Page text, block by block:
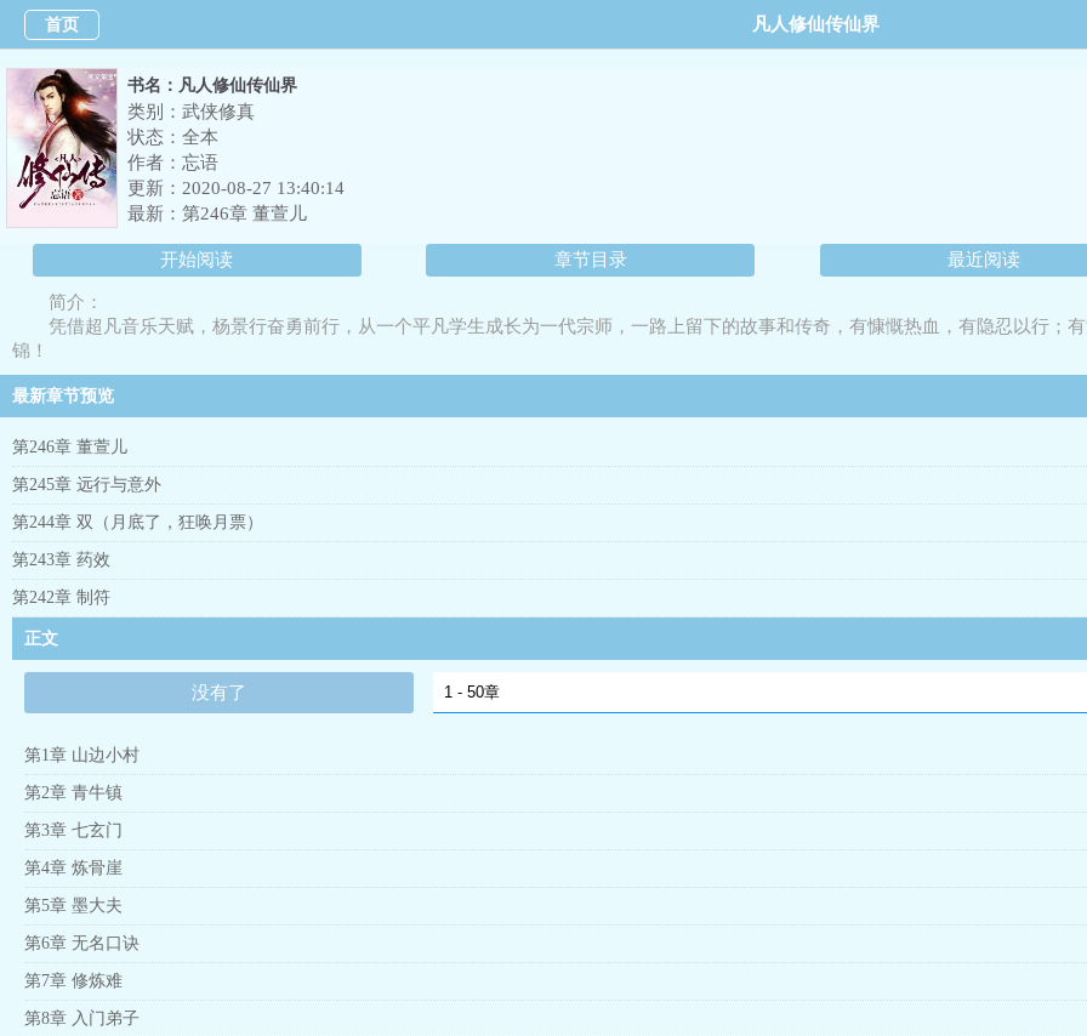
首页 凡人修仙传仙界
书名：凡人修仙传仙界
类别：武侠修真
状态：全本
作者： 忘语
更新：2020-08-27 13:40:14
最新： 第246章 董萱儿
开始阅读 章节目录 最近阅读
简介：
凭借超凡音乐天赋，杨景行奋勇前行，从一个平凡学生成长为一代宗师，一路上留下的故事和传奇，有慷慨热血，有隐忍以行；
锦！
最新章节预览
第246章 董萱儿
第245章 远行与意外
第244章 双（月底了，狂唤月票）
第243章 药效
第242章 制符
正文
没有了
第1章 山边小村
第2章 青牛镇
第3章 七玄门
第4章 炼骨崖
第5章 墨大夫
第6章 无名口诀
第7章 修炼难
第8章 入门弟子